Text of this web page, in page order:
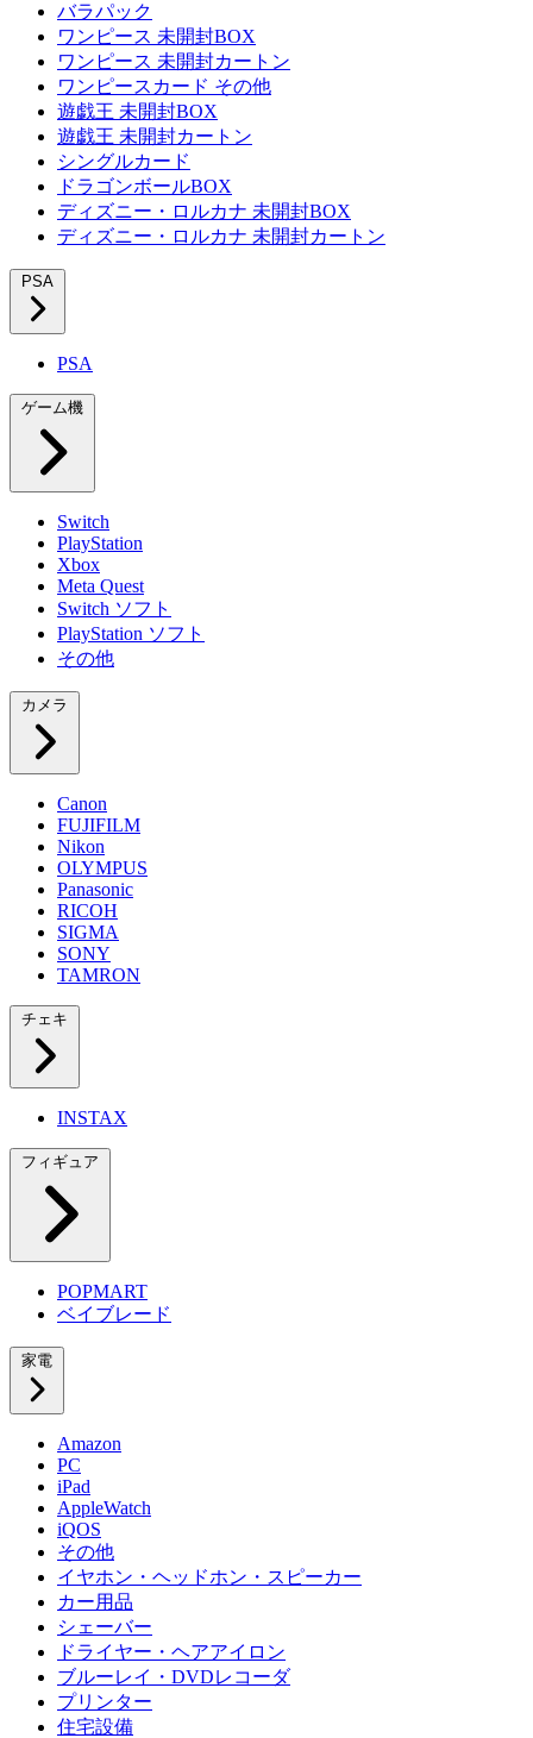
バラパック
ワンピース 未開封BOX
ワンピース 未開封カートン
ワンピースカード その他
遊戯王 未開封BOX
遊戯王 未開封カートン
シングルカード
ドラゴンボールBOX
ディズニー・ロルカナ 未開封BOX
ディズニー・ロルカナ 未開封カートン
PSA
PSA
ゲーム機
Switch
PlayStation
Xbox
Meta Quest
Switch ソフト
PlayStation ソフト
その他
カメラ
Canon
FUJIFILM
Nikon
OLYMPUS
Panasonic
RICOH
SIGMA
SONY
TAMRON
チェキ
INSTAX
フィギュア
POPMART
ベイブレード
家電
Amazon
PC
iPad
AppleWatch
iQOS
その他
イヤホン・ヘッドホン・スピーカー
カー用品
シェーバー
ドライヤー・ヘアアイロン
ブルーレイ・DVDレコーダ
プリンター
住宅設備